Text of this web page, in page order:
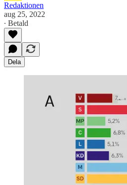
Redaktionen
aug 25, 2022
∙ Betald
Dela